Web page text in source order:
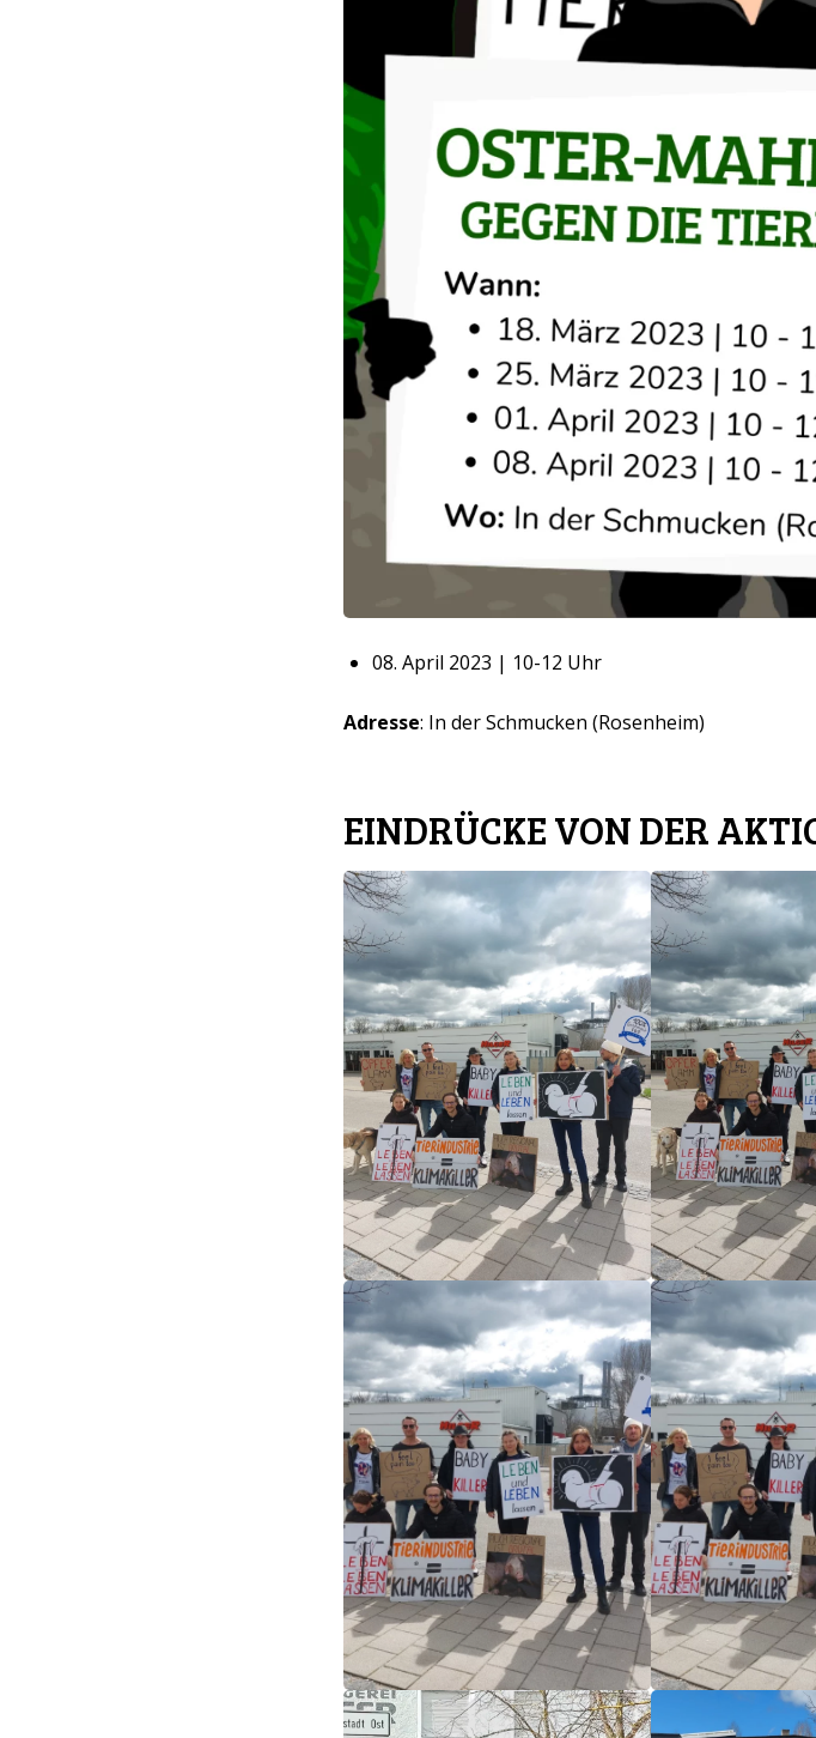
08. April 2023 | 10-12 Uhr
Adresse: In der Schmucken (Rosenheim)
EINDRÜCKE VON DER